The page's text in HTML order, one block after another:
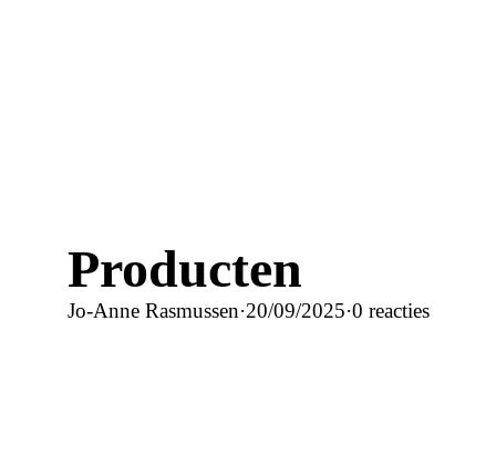
Producten
Jo-Anne Rasmussen·20/09/2025·0 reacties